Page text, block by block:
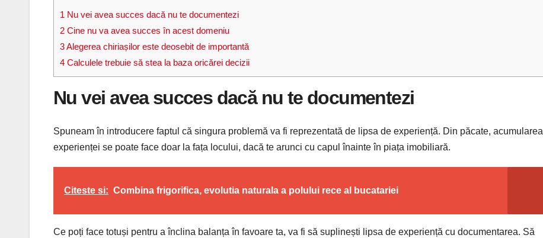
1 Nu vei avea succes dacă nu te documentezi
2 Cine nu va avea succes în acest domeniu
3Alegerea chiriașilor este deosebit de importantă
4 Calculele trebuie să stea la baza oricărei decizii
Nu vei avea succes dacă nu te documentezi
Spuneam în introducere faptul că singura problemă va fi reprezentată de lipsa de experiență. Din păcate, acumularea
experienței se poate face doar la fața locului, dacă te arunci cu capul înainte în piața imobiliară.
Citeste si: Combina frigorifica, evolutia naturala a polului rece al bucatariei
Ce poți face totuși pentru a înclina balanța în favoare ta, va fi să suplinești lipsa de experiență cu documentarea. Să